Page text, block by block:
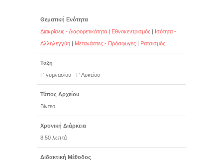
Θεματική Ενότητα
Διακρίσεις - Διαφορετικότητα | Εθνοκεντρισμός | Ισότητα -
Αλληλεγγύη | Μετανάστες - Πρόσφυγες | Ρατσισμός
Τάξη
Γ' γυμνασίου - Γ' Λυκείου
Τύπος Αρχείου
Βίντεο
Χρονική Διάρκεια
8,50 λεπτά
Διδακτική Μέθοδος